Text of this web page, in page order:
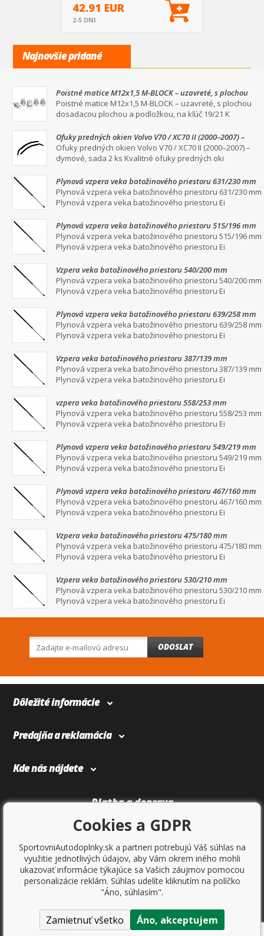
42.91 EUR
2-5 DNI
Najnovšie pridané
Poistné matice M12x1,5 M-BLOCK – uzavreté, s plochou
dosadacou plochou a podložkou, na kľúč 19/21
Poistné matice M12x1,5 M-BLOCK – uzavreté, s plochou
dosadacou plochou a podložkou, na kľúč 19/21 K
Ofuky predných okien Volvo V70 / XC70 II (2000–2007) –
dymové, sada 2 ks
Ofuky predných okien Volvo V70 / XC70 II (2000–2007) –
dymové, sada 2 ks Kvalitné ofuky predných oki
Plynová vzpera veka batožinového priestoru 631/230 mm
Plynová vzpera veka batožinového priestoru 631/230 mm
Plynová vzpera veka batožinového priestoru Ei
Plynová vzpera veka batožinového priestoru 515/196 mm
Plynová vzpera veka batožinového priestoru 515/196 mm
Plynová vzpera veka batožinového priestoru Ei
Vzpera veka batožinového priestoru 540/200 mm
Plynová vzpera veka batožinového priestoru 540/200 mm
Plynová vzpera veka batožinového priestoru Ei
Plynová vzpera veka batožinového priestoru 639/258 mm
Plynová vzpera veka batožinového priestoru 639/258 mm
Plynová vzpera veka batožinového priestoru Ei
Vzpera veka batožinového priestoru 387/139 mm
Plynová vzpera veka batožinového priestoru 387/139 mm
Plynová vzpera veka batožinového priestoru Ei
vzpera veka batožinového priestoru 558/253 mm
Plynová vzpera veka batožinového priestoru 558/253 mm
Plynová vzpera veka batožinového priestoru Ei
Plynová vzpera veka batožinového priestoru 549/219 mm
Plynová vzpera veka batožinového priestoru 549/219 mm
Plynová vzpera veka batožinového priestoru Ei
Plynová vzpera veka batožinového priestoru 467/160 mm
Plynová vzpera veka batožinového priestoru 467/160 mm
Plynová vzpera veka batožinového priestoru Ei
Vzpera veka batožinového priestoru 475/180 mm
Plynová vzpera veka batožinového priestoru 475/180 mm
Plynová vzpera veka batožinového priestoru Ei
Vzpera veka batožinového priestoru 530/210 mm
Plynová vzpera veka batožinového priestoru 530/210 mm
Plynová vzpera veka batožinového priestoru Ei
ODOSLAT
Dôležité informácie
Predajňa a reklamácia
Kde nás nájdete
Platba a doprava
Copyright © 2017Sportovniautodoplnky.cz- Tuning shop, športové
Cookies a GDPR
SportovniAutodoplnky.sk a partneri potrebujú Váš súhlas na
využitie jednotlivých údajov, aby Vám okrem iného mohli
ukazovať informácie týkajúce sa Vašich záujmov pomocou
personalizácie reklám. Súhlas udelíte kliknutím na políčko
"Áno, súhlasím".
Zamietnuť všetko Áno, akceptujem